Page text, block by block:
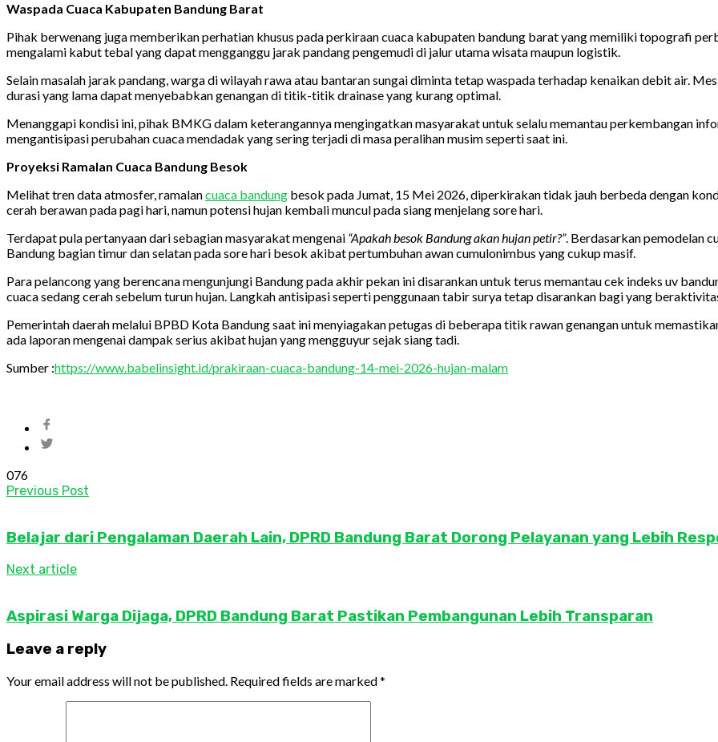
Waspada Cuaca Kabupaten Bandung Barat
Pihak berwenang juga memberikan perhatian khusus pada perkiraan cuaca kabupaten bandung barat yang memiliki topografi
mengalami kabut tebal yang dapat mengganggu jarak pandang pengemudi di jalur utama wisata maupun logistik.
Selain masalah jarak pandang, warga di wilayah rawa atau bantaran sungai diminta tetap waspada terhadap kenaikan debit air.
durasi yang lama dapat menyebabkan genangan di titik-titik drainase yang kurang optimal.
Menanggapi kondisi ini, pihak BMKG dalam keterangannya mengingatkan masyarakat untuk selalu memantau perkembangan
mengantisipasi perubahan cuaca mendadak yang sering terjadi di masa peralihan musim seperti saat ini.
Proyeksi Ramalan Cuaca Bandung Besok
Melihat tren data atmosfer, ramalancuaca bandung besok pada Jumat, 15 Mei 2026, diperkirakan tidak jauh berbeda dengan
cerah berawan pada pagi hari, namun potensi hujan kembali muncul pada siang menjelang sore hari.
Terdapat pula pertanyaan dari sebagian masyarakat mengenai “Apakah besok Bandung akan hujan petir?”. Berdasarkan pemodelan
Bandung bagian timur dan selatan pada sore hari besok akibat pertumbuhan awan cumulonimbus yang cukup masif.
Para pelancong yang berencana mengunjungi Bandung pada akhir pekan ini disarankan untuk terus memantau cek indeks uv
cuaca sedang cerah sebelum turun hujan. Langkah antisipasi seperti penggunaan tabir surya tetap disarankan bagi yang
Pemerintah daerah melalui BPBD Kota Bandung saat ini menyiagakan petugas di beberapa titik rawan genangan untuk
ada laporan mengenai dampak serius akibat hujan yang mengguyur sejak siang tadi.
Sumber :https://www.babelinsight.id/prakiraan-cuaca-bandung-14-mei-2026-hujan-malam
076
Previous Post
Belajar dari Pengalaman Daerah Lain, DPRD Bandung Barat Dorong Pelayanan yang Lebih
Next article
Aspirasi Warga Dijaga, DPRD Bandung Barat Pastikan Pembangunan Lebih Transparan
Leave a reply
Your email address will not be published. Required fields are marked*